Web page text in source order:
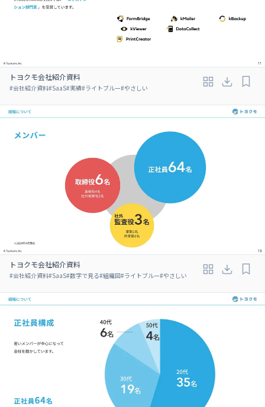
トヨクモ会社紹介資料
#会社紹介資料#SaaS#実績#ライトブルー#やさしい
トヨクモ会社紹介資料
#会社紹介資料#SaaS#数字で見る#組織図#ライトブルー#やさしい